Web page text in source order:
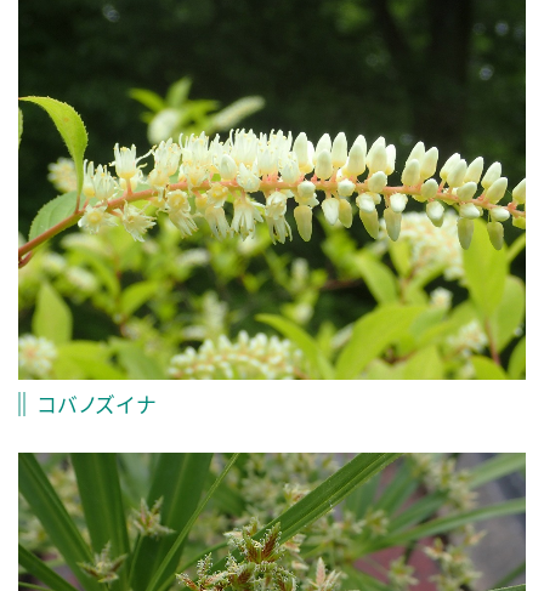
コバノズイナ